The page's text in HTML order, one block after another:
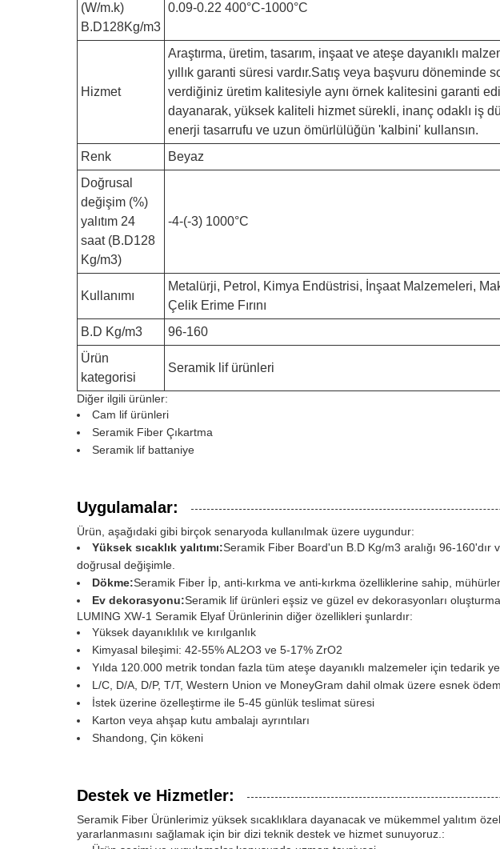
(W/m.k)
B.D128Kg/m3
0.09-0.22 400°C-1000°C
Hizmet
Araştırma, üretim, tasarım, inşaat ve ateşe dayanıklı
yıllık garanti süresi vardır.Satış veya başvuru
verdiğiniz üretim kalitesiyle aynı örnek kalitesini garanti
dayanarak, yüksek kaliteli hizmet sürekli, inanç odaklı iş
enerji tasarrufu ve uzun ömürlülüğün 'kalbini' kullansın.
Renk
Beyaz
Doğrusal
değişim (%)
yalıtım 24
saat (B.D128
Kg/m3)
-4-(-3) 1000°C
Kullanımı
Metalürji, Petrol, Kimya Endüstrisi, İnşaat Malzemeleri,
Çelik Erime Fırını
B.D Kg/m3
96-160
Ürün
kategorisi
Seramik lif ürünleri
Diğer ilgili ürünler:
Cam lif ürünleri
Seramik Fiber Çıkartma
Seramik lif battaniye
Uygulamalar:
Ürün, aşağıdaki gibi birçok senaryoda kullanılmak üzere uygundur:
Yüksek sıcaklık yalıtımı:Seramik Fiber Board'un B.D Kg/m3 aralığı 96-
doğrusal değişimle.
Dökme:Seramik Fiber İp, anti-kırkma ve anti-kırkma özelliklerine sahip,
Ev dekorasyonu:Seramik lif ürünleri eşsiz ve güzel ev dekorasyonları
LUMING XW-1 Seramik Elyaf Ürünlerinin diğer özellikleri şunlardır:
Yüksek dayanıklılık ve kırılganlık
Kimyasal bileşimi: 42-55% AL2O3 ve 5-17% ZrO2
Yılda 120.000 metrik tondan fazla tüm ateşe dayanıklı malzemeler için tedarik
L/C, D/A, D/P, T/T, Western Union ve MoneyGram dahil olmak üzere esnek
İstek üzerine özelleştirme ile 5-45 günlük teslimat süresi
Karton veya ahşap kutu ambalajı ayrıntıları
Shandong, Çin kökeni
Destek ve Hizmetler:
Seramik Fiber Ürünlerimiz yüksek sıcaklıklara dayanacak ve mükemmel yalıtım
yararlanmasını sağlamak için bir dizi teknik destek ve hizmet sunuyoruz.: